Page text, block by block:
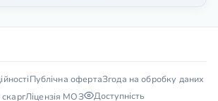
Публічна офертаЗгода на обробку даних
Ліцензія МОЗ Доступність